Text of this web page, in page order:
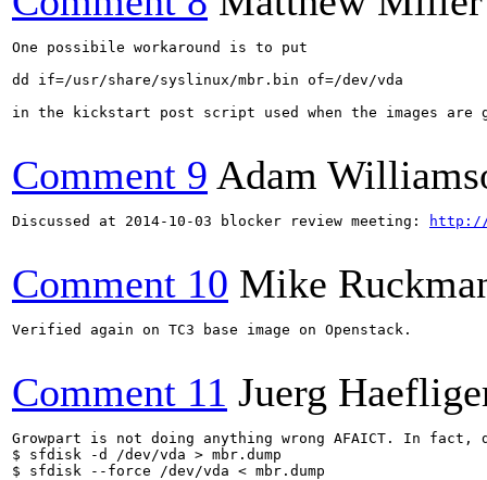
One possibile workaround is to put
dd if=/usr/share/syslinux/mbr.bin of=/dev/vda
in the kickstart post script used when the images are
Comment 9 Adam
Discussed at 2014-10-03 blocker review meeting: http://
Comment 10 Mike
Verified again on TC3 base image on Openstack.
Comment 11 Juerg
Growpart is not doing anything wrong AFAICT. In
$ sfdisk -d /dev/vda > mbr.dump
$ sfdisk --force /dev/vda < mbr.dump